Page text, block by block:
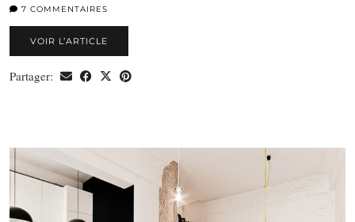
7 COMMENTAIRES
VOIR L’ARTICLE
Partager: